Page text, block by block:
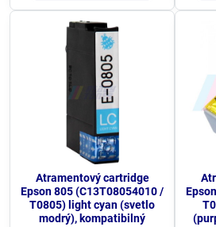
Atramentový cartridge
Epson 805 (C13T08054010 /
T0805) light cyan (svetlo
modrý), kompatibilný